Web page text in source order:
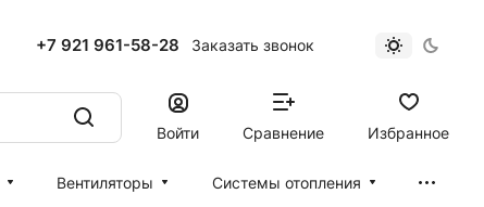
+7 921 961-58-28 Заказать звонок
Войти Сравнение Избранное
Вентиляторы Cистемы отопления